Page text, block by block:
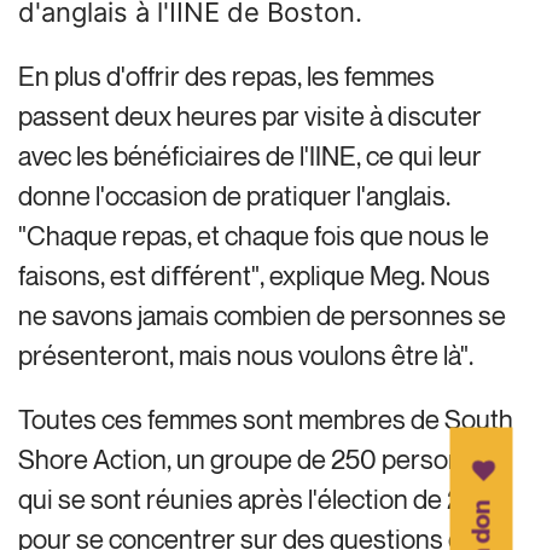
d'anglais à l'IINE de Boston.
En plus d'offrir des repas, les femmes
passent deux heures par visite à discuter
avec les bénéficiaires de l'IINE, ce qui leur
donne l'occasion de pratiquer l'anglais.
"Chaque repas, et chaque fois que nous le
faisons, est diﬀérent", explique Meg. Nous
ne savons jamais combien de personnes se
présenteront, mais nous voulons être là".
Toutes ces femmes sont membres de South
Shore Action, un groupe de 250 personnes
qui se sont réunies après l'élection de 2016
pour se concentrer sur des questions qui